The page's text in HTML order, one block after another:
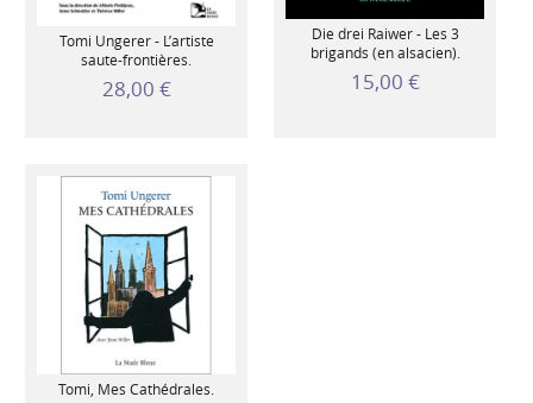
Tomi Ungerer - L’artiste
saute-frontières.
28,00 €
Die drei Raiwer - Les 3
brigands (en alsacien).
15,00 €
Tomi, Mes Cathédrales.